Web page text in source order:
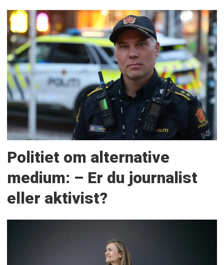
Politiet om alternative
medium: – Er du journalist
eller aktivist?